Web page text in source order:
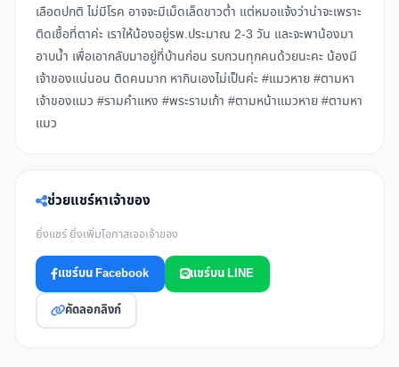
เลือดปกติ ไม่มีโรค อาจจะมีเม็ดเล็ดขาวต่ำ แต่หมอแจ้งว่าน่าจะเพราะ
ติดเชื้อที่ตาค่ะ เราให้น้องอยู่รพ.ประมาณ 2-3 วัน และจะพาน้องมา
อาบน้ำ เพื่อเอากลับมาอยู่ที่บ้านก่อน รบกวนทุกคนด้วยนะคะ น้องมี
เจ้าของแน่นอน ติดคนมาก หากินเองไม่เป็นค่ะ #แมวหาย #ตามหา
เจ้าของแมว #รามคำแหง #พระรามเก้า #ตามหน้าแมวหาย #ตามหา
แมว
ช่วยแชร์หาเจ้าของ
ยิ่งแชร์ ยิ่งเพิ่มโอกาสเจอเจ้าของ
แชร์บน Facebook แชร์บน LINE
คัดลอกลิงก์